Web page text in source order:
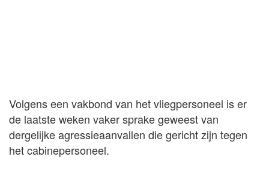
Volgens een vakbond van het vliegpersoneel is er
de laatste weken vaker sprake geweest van
dergelijke agressieaanvallen die gericht zijn tegen
het cabinepersoneel.